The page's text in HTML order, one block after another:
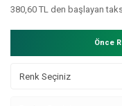
380,60 TL den başlayan
Önce